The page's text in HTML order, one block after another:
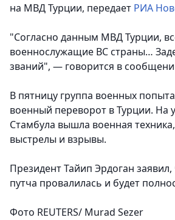
на МВД Турции, передает РИА
"Согласно данным МВД Турции,
военнослужащие ВС страны…
званий", — говорится в
В пятницу группа военных
военный переворот в Турции. На
Стамбула вышла военная
выстрелы и взрывы.
Президент Тайип Эрдоган
путча провалилась и будет
Фото REUTERS/ Murad Sezer